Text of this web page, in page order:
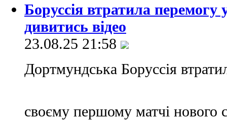
Боруссія втратила перемогу
дивитись відео
23.08.25 21:58
Дортмундська Боруссія
своєму першому матчі нового